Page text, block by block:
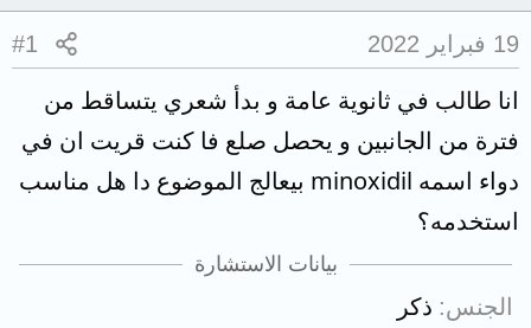
19 فبراير 2022 #1
انا طالب في ثانوية عامة و بدأ شعري يتساقط من
فترة من الجانبين و يحصل صلع فا كنت قريت ان في
دواء اسمه minoxidil بيعالج الموضوع دا هل مناسب
استخدمه؟
بيانات الاستشارة
الجنس ذكر